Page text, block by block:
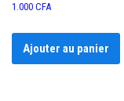
1.000 CFA
Ajouter au panier